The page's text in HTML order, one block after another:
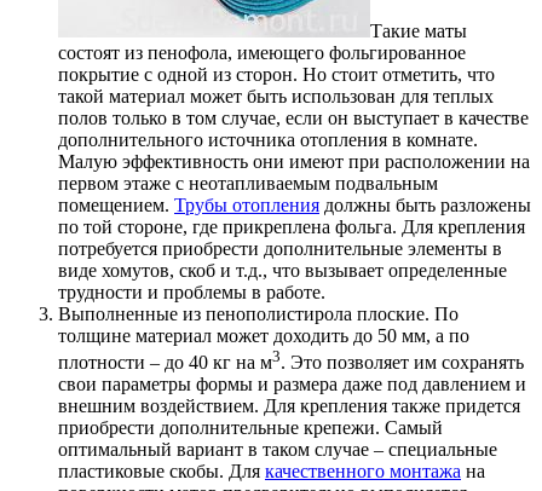
Такие маты
состоят из пенофола, имеющего фольгированное
покрытие с одной из сторон. Но стоит отметить, что
такой материал может быть использован для теплых
полов только в том случае, если он выступает в качестве
дополнительного источника отопления в комнате.
Малую эффективность они имеют при расположении на
первом этаже с неотапливаемым подвальным
помещением. Трубы отопления должны быть разложены
по той стороне, где прикреплена фольга. Для крепления
потребуется приобрести дополнительные элементы в
виде хомутов, скоб и т.д., что вызывает определенные
трудности и проблемы в работе.
Выполненные из пенополистирола плоские. По
толщине материал может доходить до 50 мм, а по
плотности – до 40 кг на м3. Это позволяет им сохранять
свои параметры формы и размера даже под давлением и
внешним воздействием. Для крепления также придется
приобрести дополнительные крепежи. Самый
оптимальный вариант в таком случае – специальные
пластиковые скобы. Для качественного монтажа на